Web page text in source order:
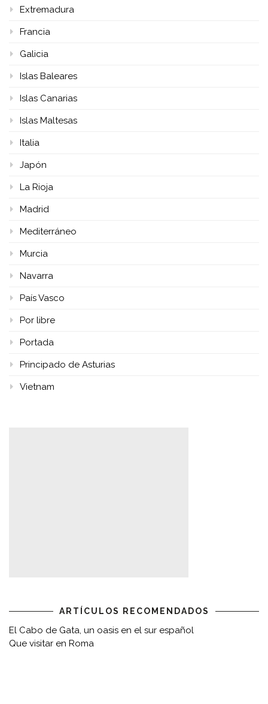
Extremadura
Francia
Galicia
Islas Baleares
Islas Canarias
Islas Maltesas
Italia
Japón
La Rioja
Madrid
Mediterráneo
Murcia
Navarra
País Vasco
Por libre
Portada
Principado de Asturias
Vietnam
ARTÍCULOS RECOMENDADOS
El Cabo de Gata, un oasis en el sur español
Que visitar en Roma